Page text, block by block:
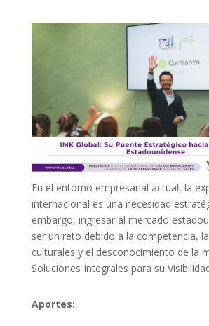
En el entorno empresarial actual, la
internacional es una necesidad
embargo, ingresar al mercado
ser un reto debido a la competencia,
culturales y el desconocimiento de la
Soluciones Integrales para su
Aportes: